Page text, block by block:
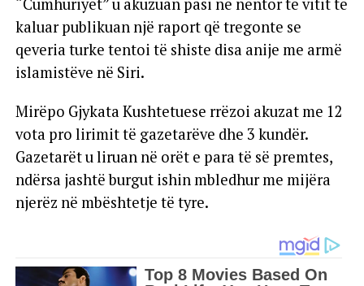
“Cumhuriyet” u akuzuan pasi në nëntor të vitit të
kaluar publikuan një raport që tregonte se
qeveria turke tentoi të shiste disa anije me armë
islamistëve në Siri.
Mirëpo Gjykata Kushtetuese rrëzoi akuzat me 12
vota pro lirimit të gazetarëve dhe 3 kundër.
Gazetarët u liruan në orët e para të së premtes,
ndërsa jashtë burgut ishin mbledhur me mijëra
njerëz në mbështetje të tyre.